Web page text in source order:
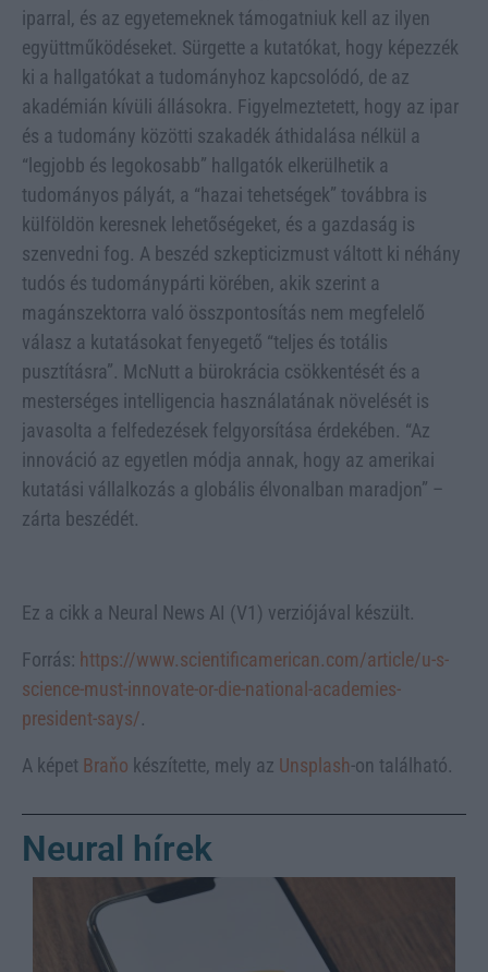
iparral, és az egyetemeknek támogatniuk kell az ilyen
együttműködéseket. Sürgette a kutatókat, hogy képezzék
ki a hallgatókat a tudományhoz kapcsolódó, de az
akadémián kívüli állásokra. Figyelmeztetett, hogy az ipar
és a tudomány közötti szakadék áthidalása nélkül a
“legjobb és legokosabb” hallgatók elkerülhetik a
tudományos pályát, a “hazai tehetségek” továbbra is
külföldön keresnek lehetőségeket, és a gazdaság is
szenvedni fog. A beszéd szkepticizmust váltott ki néhány
tudós és tudománypárti körében, akik szerint a
magánszektorra való összpontosítás nem megfelelő
válasz a kutatásokat fenyegető “teljes és totális
pusztításra”. McNutt a bürokrácia csökkentését és a
mesterséges intelligencia használatának növelését is
javasolta a felfedezések felgyorsítása érdekében. “Az
innováció az egyetlen módja annak, hogy az amerikai
kutatási vállalkozás a globális élvonalban maradjon” –
zárta beszédét.
Ez a cikk a Neural News AI (V1) verziójával készült.
Forrás: https://www.scientificamerican.com/article/u-s-
science-must-innovate-or-die-national-academies-
president-says/.
A képet Braňo készítette, mely az Unsplash-on található.
Neural hírek